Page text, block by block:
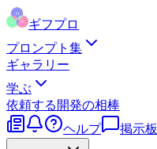
ギフプロ
プロンプト集
ギャラリー
学ぶ
依頼する 開発の相棒
ヘルプ
掲示板